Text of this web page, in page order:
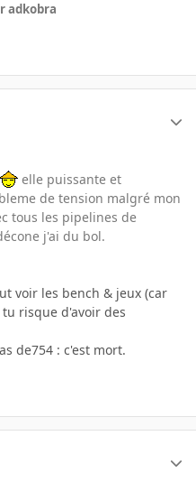
adkobra
elle puissante et
de tension malgré mon
tous les pipelines de
j'ai du bol.
voir les bench & jeux (car
risque d'avoir des
de754 : c'est mort.